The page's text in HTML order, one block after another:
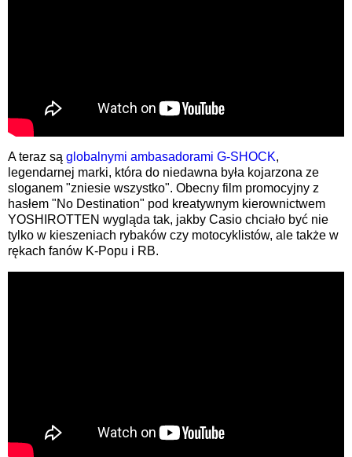
A teraz są globalnymi ambasadorami G-SHOCK,
legendarnej marki, która do niedawna była kojarzona ze
sloganem "zniesie wszystko". Obecny film promocyjny z
hasłem "No Destination" pod kreatywnym kierownictwem
YOSHIROTTEN wygląda tak, jakby Casio chciało być nie
tylko w kieszeniach rybaków czy motocyklistów, ale także w
rękach fanów K-Popu i RB.